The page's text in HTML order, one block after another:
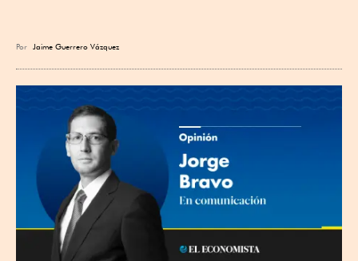
Por Jaime Guerrero Vázquez